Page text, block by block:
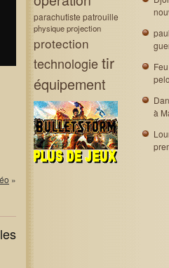
»
parachutiste patrouille
physiqueprojection
protection
technologietir
équipement
paul
à